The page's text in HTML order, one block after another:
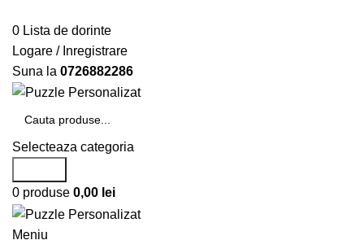
0 Lista de dorinte
Logare / Inregistrare
Suna la 0726882286
Selecteaza categoria
0 produse 0,00 lei
Meniu